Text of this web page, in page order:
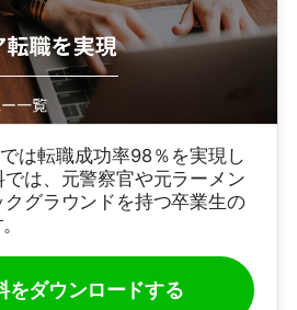
は転職成功率98％を実現し
は、元警察官や元ラーメン
グラウンドを持つ卒業生の
をダウンロードする